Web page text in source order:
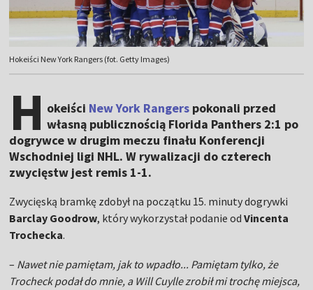
Hokeiści New York Rangers (fot. Getty Images)
H okeiści New York Rangers pokonali przed
własną publicznością Florida Panthers 2:1 po
dogrywce w drugim meczu finału Konferencji
Wschodniej ligi NHL. W rywalizacji do czterech
zwycięstw jest remis 1-1.
Zwycięską bramkę zdobył na początku 15. minuty dogrywki
Barclay Goodrow, który wykorzystał podanie od Vincenta
Trochecka.
– Nawet nie pamiętam, jak to wpadło... Pamiętam tylko, że
Trocheck podał do mnie, a Will Cuylle zrobił mi trochę miejsca,